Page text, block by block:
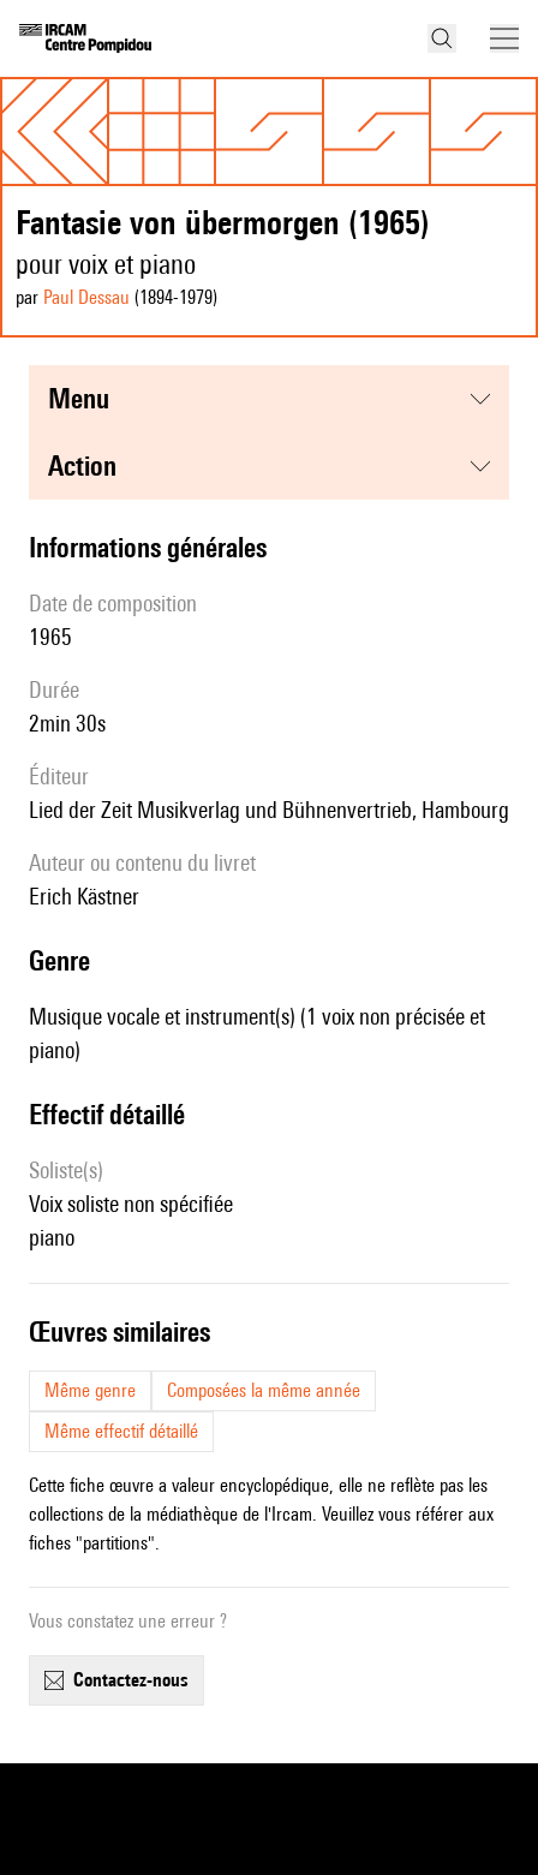
Fantasie von übermorgen (1965)
pour voix et piano
par Paul Dessau (1894-1979)
menu
action
informations générales
date de composition
1965
durée
2min 30s
éditeur
Lied der Zeit Musikverlag und Bühnenvertrieb, Hambourg
Auteur ou contenu du livret
Erich Kästner
genre
Musique vocale et instrument(s) (1 voix non précisée et
piano)
effectif détaillé
Soliste(s)
voix soliste non spécifiée
piano
œuvres similaires
Même genre
Composées la même année
Même effectif détaillé
Cette fiche œuvre a valeur encyclopédique, elle ne reflète pas les
collections de la médiathèque de l'Ircam. Veuillez vous référer aux
fiches "partitions".
Vous constatez une erreur ?
contactez-nous